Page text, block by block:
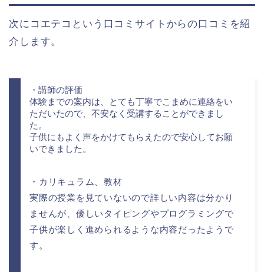
次にコエテコという口コミサイトからの口コミを紹
介します。
・講師の評価
体験までの案内は、とても丁寧でこまめに連絡をい
ただいたので、不安なく受講することができまし
た。
子供にもよく声をかけてもらえたので安心してお願
いできました。
・カリキュラム、教材
実際の授業を見ていないので詳しい内容は分かり
ませんが、優しいタイピングやプログラミングで
子供が楽しく進められるような内容だったようで
す。